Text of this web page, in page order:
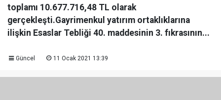
toplamı 10.677.716,48 TL olarak
gerçekleşti.Gayrimenkul yatırım ortaklıklarına
ilişkin Esaslar Tebliği 40. maddesinin 3. fıkrasının...
Güncel 11 Ocak 2021 13:39